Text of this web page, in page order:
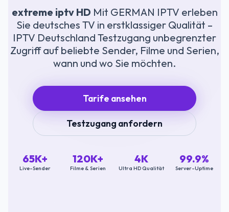
extreme iptv HD Mit GERMAN IPTV erleben
Sie deutsches TV in erstklassiger Qualität –
IPTV Deutschland Testzugang unbegrenzter
Zugriff auf beliebte Sender, Filme und Serien,
wann und wo Sie möchten.
Tarife ansehen
Testzugang anfordern
65K+
Live-Sender
120K+
Filme & Serien
4K
Ultra HD Qualität
99.9%
Server-Uptime